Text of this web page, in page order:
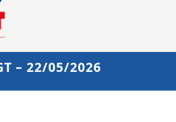
– 22/05/2026